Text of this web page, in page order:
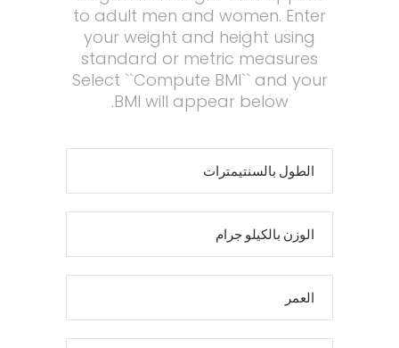
to adult men and women. Enter
your weight and height using
standard or metric measures
Select ``Compute BMI`` and your
BMI will appear below.